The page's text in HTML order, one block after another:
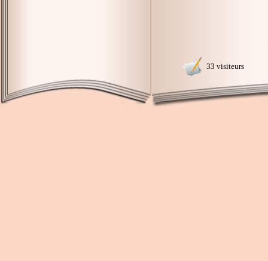
33 visiteurs